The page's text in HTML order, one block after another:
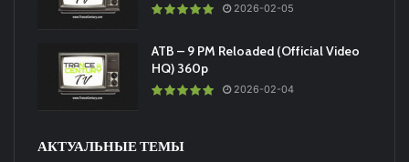
2026-02-05
ATB – 9 PM Reloaded (Official Video
HQ) 360p
2026-02-04
АКТУАЛЬНЫЕ ТЕМЫ